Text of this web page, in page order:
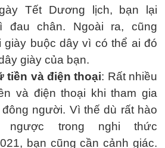
Tết Dương lịch, bạn lại
đau chân. Ngoài ra, cũng
giày buộc dây vì có thể ai đó
giày của bạn.
tiền và điện thoại: Rất nhiều
và điện thoại khi tham gia
người. Vì thế dù rất hào
ngược trong nghi thức
bạn cũng cần cảnh giác.